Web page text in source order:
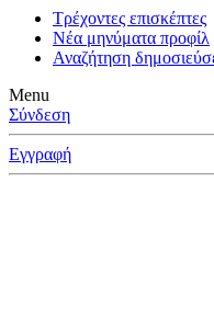
Τρέχοντες επισκέπτες
Νέα μηνύματα προφίλ
Αναζήτηση
Menu
Σύνδεση
Εγγραφή